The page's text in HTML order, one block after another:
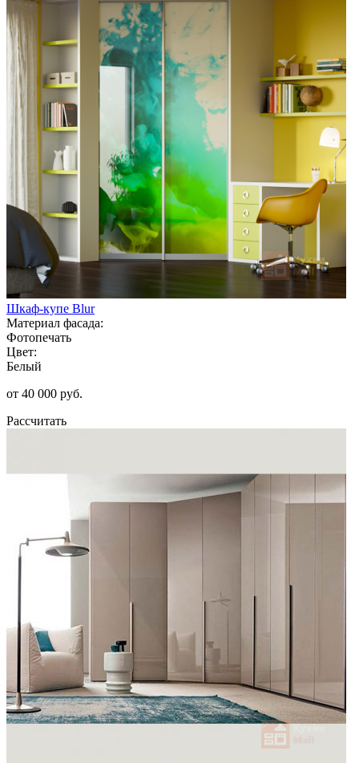
Шкаф-купе Blur
Материал фасада:
Фотопечать
Цвет:
Белый
от 40 000 руб.
Рассчитать